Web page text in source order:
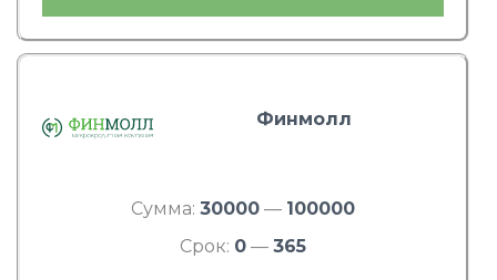
Финмолл
Сумма: 30000 — 100000
Срок: 0 — 365